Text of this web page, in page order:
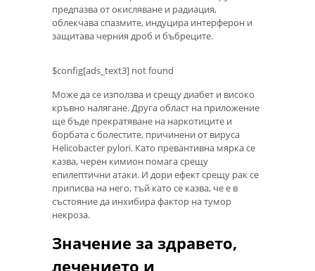
предпазва от окисляване и радиация,
облекчава спазмите, индуцира интерферон и
защитава черния дроб и бъбреците.
$config[ads_text3] not found
Може да се използва и срещу диабет и високо
кръвно налягане. Друга област на приложение
ще бъде прекратяване на наркотиците и
борбата с болестите, причинени от вируса
Helicobacter pylori. Като превантивна мярка се
казва, черен кимион помага срещу
епилептични атаки. И дори ефект срещу рак се
приписва на него, тъй като се казва, че е в
състояние да инхибира фактор на тумор
некроза.
Значение за здравето,
лечението и